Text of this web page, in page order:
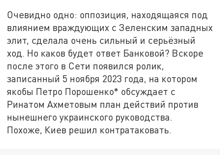
Очевидно одно: оппозиция, находящаяся под
влиянием враждующих с Зеленским западных
элит, сделала очень сильный и серьёзный
ход. Но каков будет ответ Банковой? Вскоре
после этого в Сети появился ролик,
записанный 5 ноября 2023 года, на котором
якобы Петро Порошенко* обсуждает с
Ринатом Ахметовым план действий против
нынешнего украинского руководства.
Похоже, Киев решил контратаковать.